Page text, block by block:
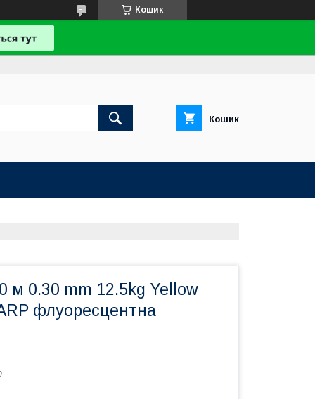
Кошик
Кошик
м 0.30 mm 12.5kg Yellow
флуоресцентна